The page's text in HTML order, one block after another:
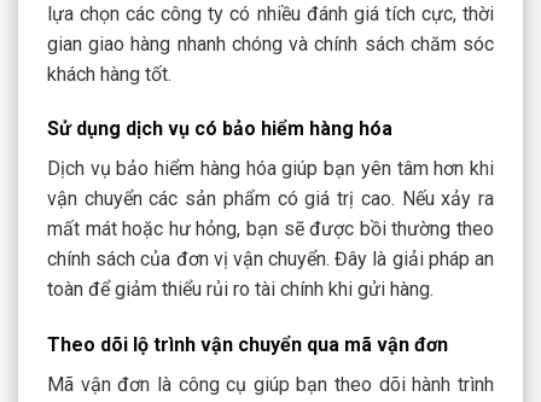
lựa chọn các công ty có nhiều đánh giá tích cực, thời
gian giao hàng nhanh chóng và chính sách chăm sóc
khách hàng tốt.
Sử dụng dịch vụ có bảo hiểm hàng hóa
Dịch vụ bảo hiểm hàng hóa giúp bạn yên tâm hơn khi
vận chuyển các sản phẩm có giá trị cao. Nếu xảy ra
mất mát hoặc hư hỏng, bạn sẽ được bồi thường theo
chính sách của đơn vị vận chuyển. Đây là giải pháp an
toàn để giảm thiểu rủi ro tài chính khi gửi hàng.
Theo dõi lộ trình vận chuyển qua mã vận đơn
Mã vận đơn là công cụ giúp bạn theo dõi hành trình